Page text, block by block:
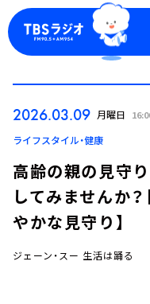
ログイン
2026.03.09 月曜日
ライフスタイル・健康
高齢の親の見守
してみませんか？
やかな見守り】
ジェーン・スー 生活は踊る